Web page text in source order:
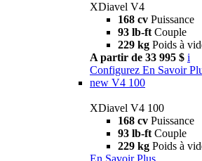
XDiavel V4
168 cv Puissance
93 lb-ft Couple
229 kg Poids à
A partir de 33 995 $ i
Configurez En Savoir
new V4 100
XDiavel V4 100
168 cv Puissance
93 lb-ft Couple
229 kg Poids à
En Savoir Plus